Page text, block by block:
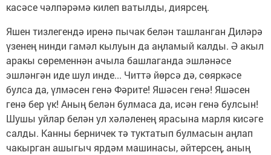
касәсе чәлпәрәмә килеп ватылды, диярсең.
Яшен тизлегендә иренә пычак белән ташланган Диләрә
үзенең нинди гамәл кылуын да аңламый калды. Ә акыл
аракы сөременнән ачыла башлаганда эшләнәсе
эшләнгән иде шул инде... Читтә йөрсә дә, сөяркәсе
булса да, үлмәсен генә Фәрите! Яшәсен генә! Яшәсен
генә бер үк! Аның белән булмаса да, исән генә булсын!
Шушы уйлар белән ул хәләленең ярасына марля кисәге
салды. Канны берничек тә туктатып булмасын аңлап
чакырган ашыгыч ярдәм машинасы, әйтерсең, аның